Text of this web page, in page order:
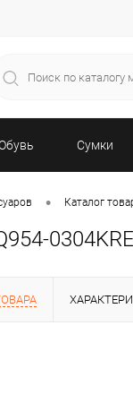
Сумки
• Каталог